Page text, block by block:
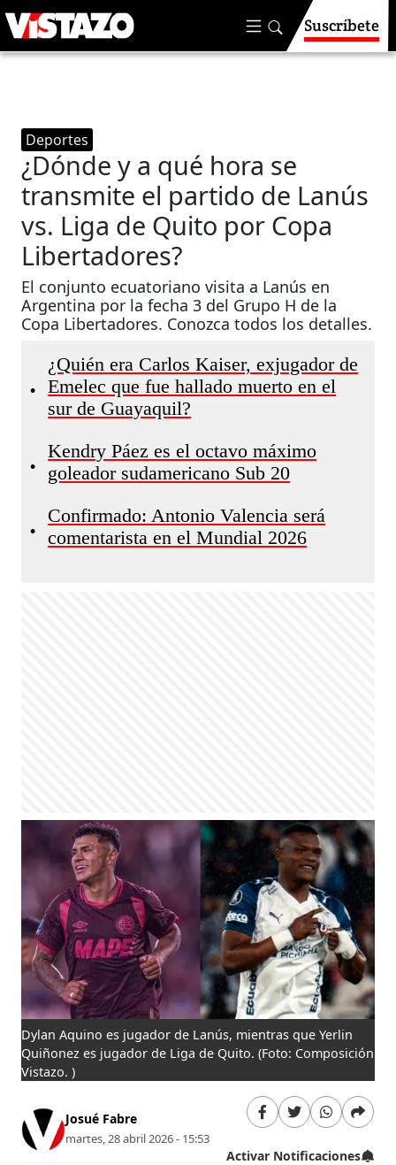
Suscríbete
Deportes
¿Dónde y a qué hora se
transmite el partido de Lanús
vs. Liga de Quito por Copa
Libertadores?
El conjunto ecuatoriano visita a Lanús en
Argentina por la fecha 3 del Grupo H de la
Copa Libertadores. Conozca todos los detalles.
•
¿Quién era Carlos Kaiser, exjugador de
Emelec que fue hallado muerto en el
sur de Guayaquil?
•
Kendry Páez es el octavo máximo
goleador sudamericano Sub 20
•
Confirmado: Antonio Valencia será
comentarista en el Mundial 2026
Dylan Aquino es jugador de Lanús, mientras que Yerlin
Quiñonez es jugador de Liga de Quito. (Foto: Composición
Vistazo. )
Josué Fabre
martes, 28 abril 2026 - 15:53
Activar Notificaciones